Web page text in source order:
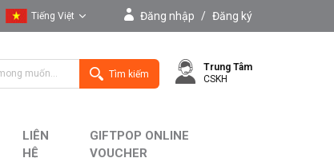
Tiếng Việt
English
Đăng nhập / Đăng ký
Tìm kiếm
Trung Tâm
CSKH
LIÊN
HỆ
GIFTPOP ONLINE
VOUCHER